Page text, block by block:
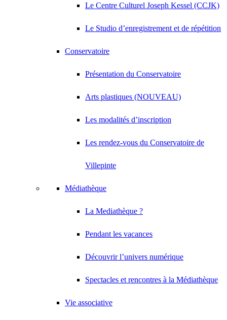
Le Centre Culturel Joseph Kessel (CCJK)
Le Studio d’enregistrement et de répétition
Conservatoire
Présentation du Conservatoire
Arts plastiques (NOUVEAU)
Les modalités d’inscription
Les rendez-vous du Conservatoire de
Villepinte
Médiathèque
La Mediathèque ?
Pendant les vacances
Découvrir l’univers numérique
Spectacles et rencontres à la Médiathèque
Vie associative